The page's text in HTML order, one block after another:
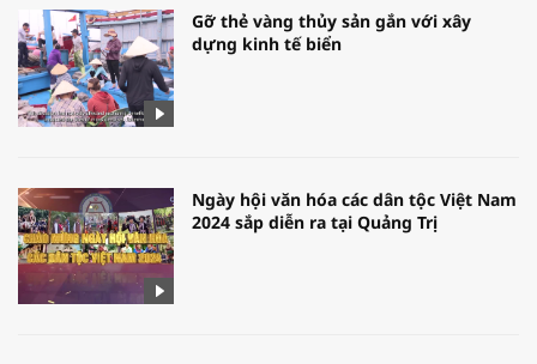
Gỡ thẻ vàng thủy sản gắn với xây
dựng kinh tế biển
Ngày hội văn hóa các dân tộc Việt Nam
2024 sắp diễn ra tại Quảng Trị